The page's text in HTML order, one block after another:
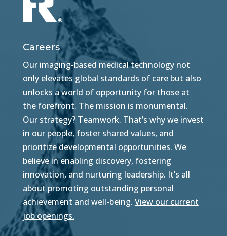
Careers
Our imaging-based medical technology not
only elevates global standards of care but also
unlocks a world of opportunity for those at
the forefront. The mission is monumental.
Our strategy? Teamwork. That’s why we invest
in our people, foster shared values, and
prioritize developmental opportunities. We
believe in enabling discovery, fostering
innovation, and nurturing leadership. It’s all
about promoting outstanding personal
achievement and well-being. View our current
job openings.